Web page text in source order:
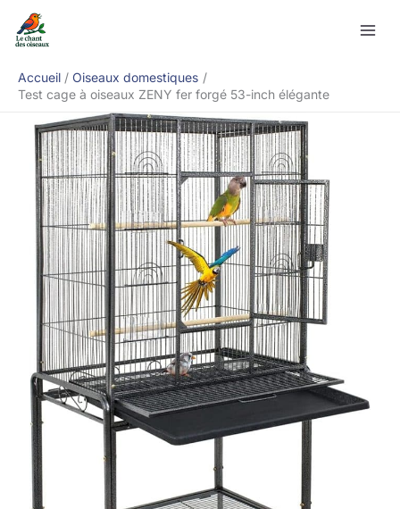
Accueil
Oiseaux domestiques
Test cage à oiseaux ZENY fer forgé 53-inch élégante
Rechercher